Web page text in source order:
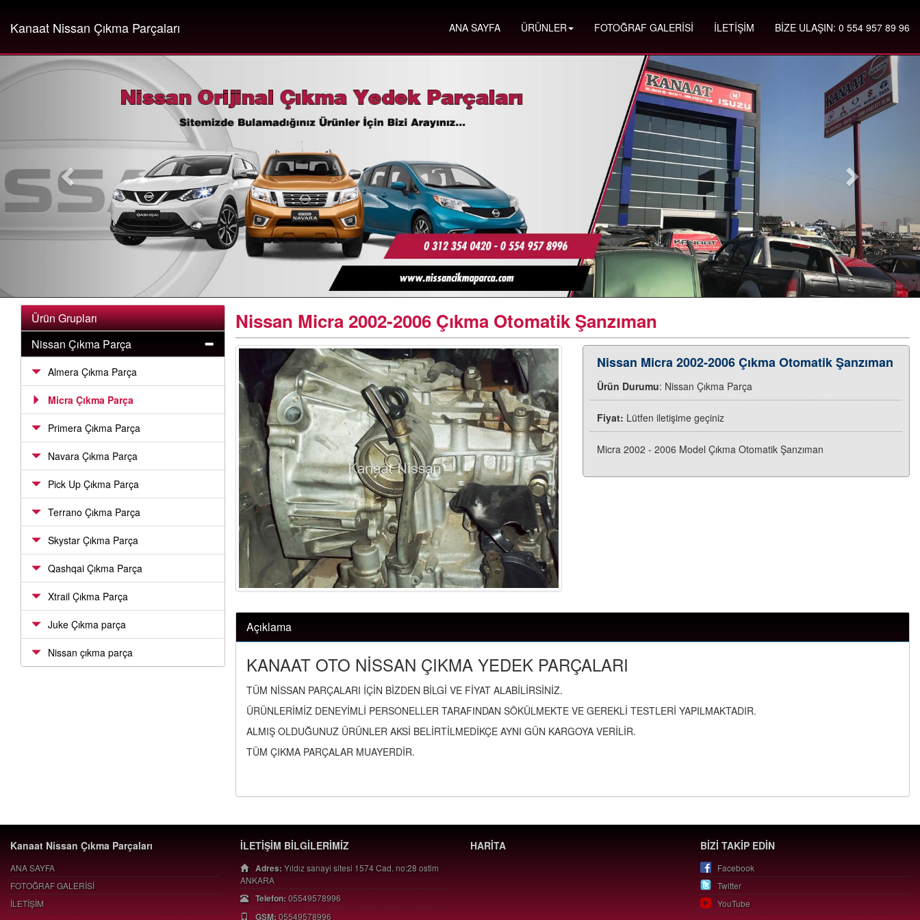
Kanaat Nissan Çıkma Parçaları ANA SAYFA ÜRÜNLER FOTOĞRAF GALERİSİ İLETİŞİM BİZE ULAŞIN: 0 554 957 89 96
Ürün Grupları
Nissan Çıkma Parça
Almera Çıkma Parça
Micra Çıkma Parça
Primera Çıkma Parça
Navara Çıkma Parça
Pick Up Çıkma Parça
Terrano Çıkma Parça
Skystar Çıkma Parça
Qashqai Çıkma Parça
Xtrail Çıkma Parça
Juke Çıkma parça
Nissan çıkma parça
Nissan Micra 2002-2006 Çıkma Otomatik Şanzıman
Nissan Micra 2002-2006 Çıkma Otomatik Şanzıman
Ürün Durumu: Nissan Çıkma Parça
Fiyat: Lütfen iletişime geçiniz
Micra 2002 - 2006 Model Çıkma Otomatik Şanzıman
Açıklama
KANAAT OTO NİSSAN ÇIKMA YEDEK PARÇALARI
TÜM NİSSAN PARÇALARI İÇİN BİZDEN BİLGİ VE FİYAT ALABİLİRSİNİZ.
ÜRÜNLERİMİZ DENEYİMLİ PERSONELLER TARAFINDAN SÖKÜLMEKTE VE GEREKLİ TESTLERİ YAPILMAKTADIR.
ALMIŞ OLDUĞUNUZ ÜRÜNLER AKSİ BELİRTİLMEDİKÇE AYNI GÜN KARGOYA VERİLİR.
TÜM ÇIKMA PARÇALAR MUAYERDİR.
Kanaat Nissan Çıkma Parçaları
ANA SAYFA
FOTOĞRAF GALERİSİ
İLETİŞİM
İLETİŞİM BİLGİLERİMİZ
Adres: Yıldız sanayi sitesi 1574 Cad. no:28 ostim
ANKARA
Telefon:05549578996
GSM:05549578996
HARİTA BİZİ TAKİP EDİN
Facebook
Twitter
YouTube